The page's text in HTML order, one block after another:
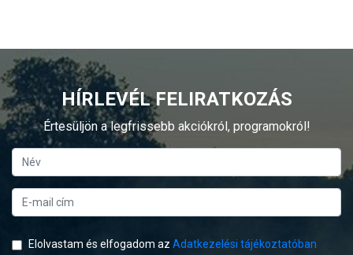
HÍRLEVÉL FELIRATKOZÁS
Értesüljön a legfrissebb akciókról, programokról!
Elolvastam és elfogadom az Adatkezelési tájékoztatóban